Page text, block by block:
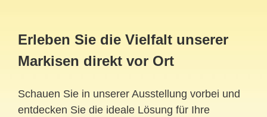
Erleben Sie die Vielfalt unserer
Markisen direkt vor Ort
Schauen Sie in unserer Ausstellung vorbei und
entdecken Sie die ideale Lösung für Ihre